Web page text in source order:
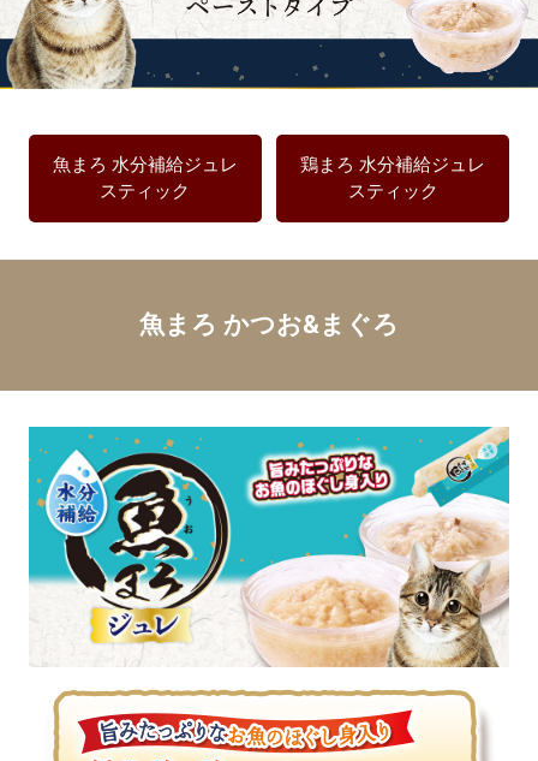
魚まろ 水分補給ジュレ
スティック
鶏まろ 水分補給ジュレ
スティック
魚まろ かつお&まぐろ